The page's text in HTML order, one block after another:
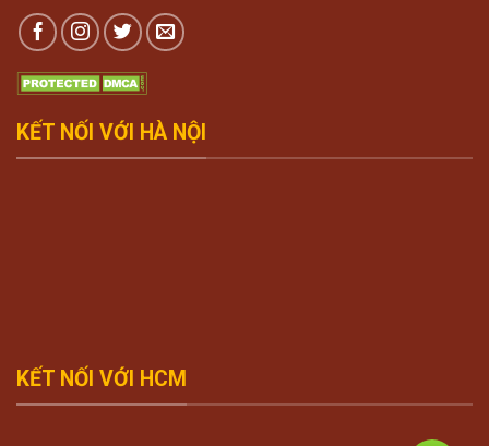
KẾT NỐI VỚI HÀ NỘI
KẾT NỐI VỚI HCM